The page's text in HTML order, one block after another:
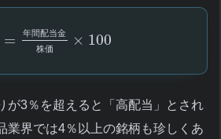
= 年間配当金
株価
× 100
が3％を超えると「高配当」とされ
業界では4％以上の銘柄も珍しくあ